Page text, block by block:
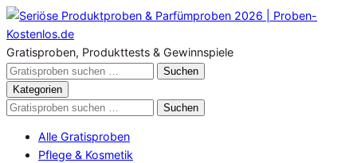
Zum
Inhalt
springen
Gratisproben, Produkttests & Gewinnspiele
Gratisproben
durchsuchen
Suchen
Kategorien
Gratisproben
Suchen
Alle Gratisproben
Pflege & Kosmetik